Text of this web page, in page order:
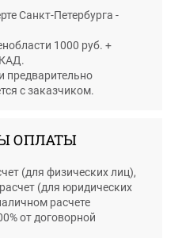
Санкт-Петербурга -
1000 руб. +
предварительно
с заказчиком.
ОПЛАТЫ
(для физических лиц),
(для юридических
расчете
от договорной